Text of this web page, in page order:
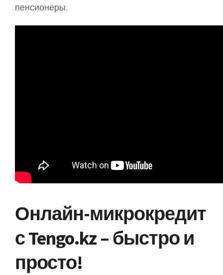
пенсионеры.
Онлайн-микрокредит
с Tengo.kz – быстро и
просто!